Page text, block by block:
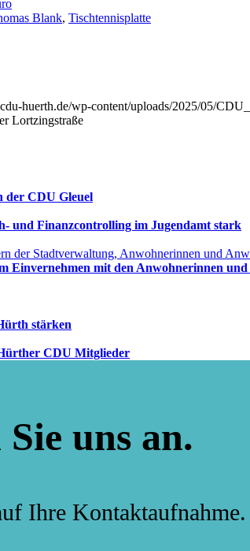
Blank, Tischtennisplatte
huerth.de/wp-content/uploads/2025/05/
Lortzingstraße
der CDU Gleuel
und Finanzcontrolling im Jugendamt stark
Einvernehmen mit den Anwohnerinnen
stärken
CDU Mitglieder
uns an.
Ihre Kontaktaufnahme.